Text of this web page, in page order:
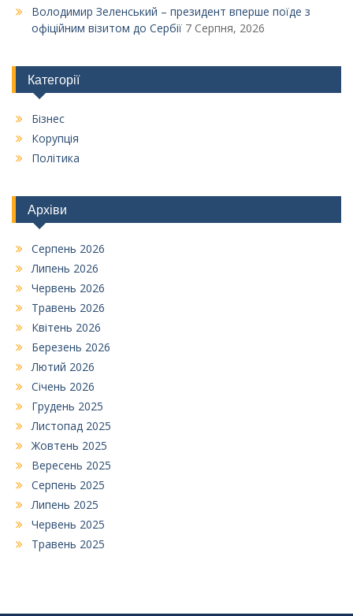
Володимир Зеленський – президент вперше поїде з
офіційним візитом до Сербії 7 Серпня, 2026
Категорії
Бізнес
Корупція
Політика
Архіви
Серпень 2026
Липень 2026
Червень 2026
Травень 2026
Квітень 2026
Березень 2026
Лютий 2026
Січень 2026
Грудень 2025
Листопад 2025
Жовтень 2025
Вересень 2025
Серпень 2025
Липень 2025
Червень 2025
Травень 2025